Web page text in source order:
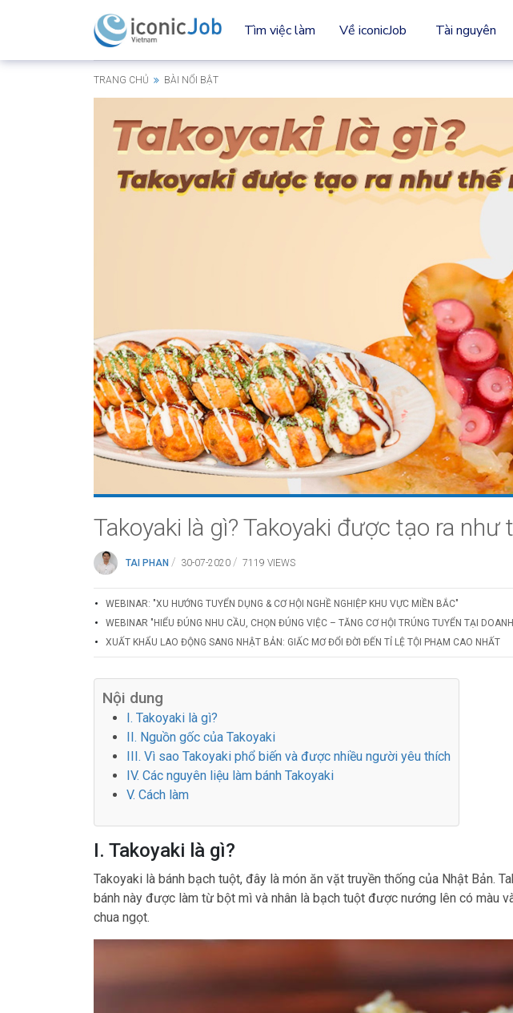
Tìm việc làm Về iconicJob Tài nguyên
TRANG CHỦ BÀI NỔI BẬT
Takoyaki là gì? Takoyaki được tạo ra như
TAI PHAN / 30-07-2020 / 7119 VIEWS
WEBINAR: "XU HƯỚNG TUYỂN DỤNG & CƠ HỘI NGHỀ NGHIỆP KHU VỰC MIỀN BẮC"
WEBINAR "HIỂU ĐÚNG NHU CẦU, CHỌN ĐÚNG VIỆC – TĂNG CƠ HỘI TRÚNG TUYỂN TẠI
XUẤT KHẨU LAO ĐỘNG SANG NHẬT BẢN: GIẤC MƠ ĐỔI ĐỜI ĐẾN TỈ LỆ TỘI PHẠM CAO NHẤT
Nội dung
I. Takoyaki là gì?
II. Nguồn gốc của Takoyaki
III. Vì sao Takoyaki phổ biến và được nhiều người yêu thích
IV. Các nguyên liệu làm bánh Takoyaki
V. Cách làm
I. Takoyaki là gì?
Takoyaki là bánh bạch tuột, đây là món ăn vặt truyền thống của Nhật Bản.
bánh này được làm từ bột mì và nhân là bạch tuột được nướng lên có màu
chua ngọt.